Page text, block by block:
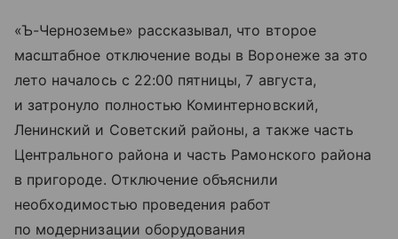
«Ъ-Черноземье» рассказывал, что второе
масштабное отключение воды в Воронеже за это
лето началось с 22:00 пятницы, 7 августа,
и затронуло полностью Коминтерновский,
Ленинский и Советский районы, а также часть
Центрального района и часть Рамонского района
в пригороде. Отключение объяснили
необходимостью проведения работ
по модернизации оборудования